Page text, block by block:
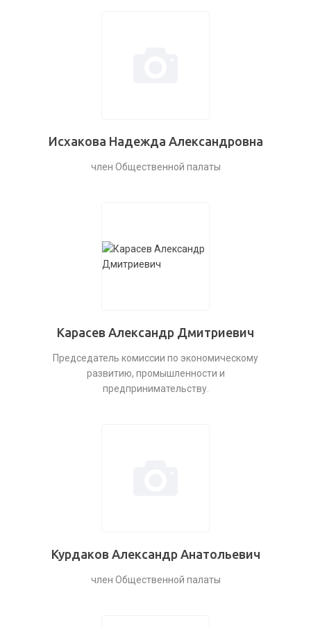
Исхакова Надежда Александровна
член Общественной палаты
Карасев Александр Дмитриевич
Председатель комиссии по экономическому
развитию, промышленности и
предпринимательству.
Курдаков Александр Анатольевич
член Общественной палаты